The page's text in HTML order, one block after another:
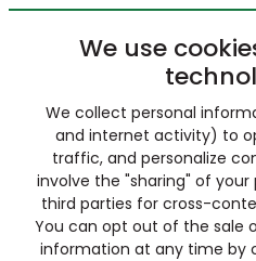
We use
We collect personal
and internet activity) to
traffic, and personalize
involve the "sharing" of
third parties for cross-
You can opt out of the sale
information at any time by